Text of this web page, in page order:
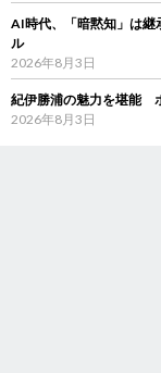
AI時代、「暗黙知」は
ル
2026年8月3日
紀伊勝浦の魅力を堪能
2026年8月3日